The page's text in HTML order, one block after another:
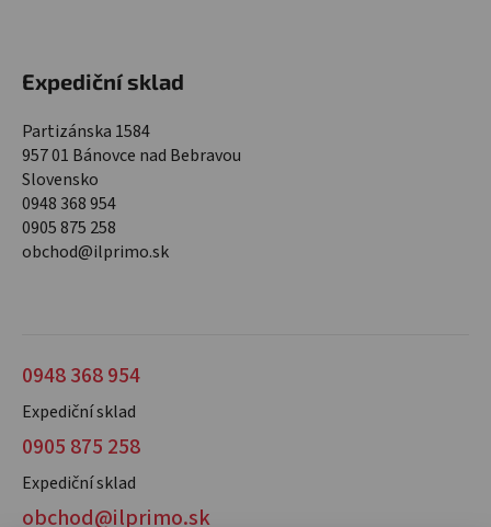
Expediční sklad
Partizánska 1584
957 01 Bánovce nad Bebravou
Slovensko
0948 368 954
0905 875 258
obchod@ilprimo.sk
0948 368 954
Expediční sklad
0905 875 258
Expediční sklad
obchod@ilprimo.sk